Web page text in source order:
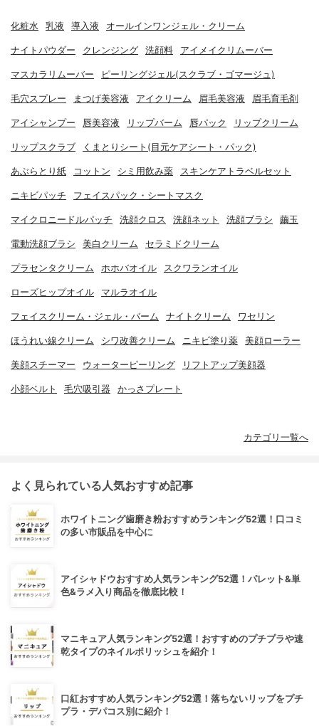
化粧水 乳液 導入液 オールインワンジェル・クリーム
ナイトパウダー クレンジング 洗顔料 アイメイクリムーバー
マスカラリムーバー ピーリングジェル(スクラブ・ゴマージュ)
毛穴スプレー まつげ美容液 アイクリーム 眉毛美容液 眉毛育毛剤
アイシャンプー 唇美容液 リップバーム 唇パック リップクリーム
リップスクラブ くまとりシート(目元ケアシート・パック)
あぶらとり紙 コットン シミ用飲み薬 スキンケアトラベルセット
ニキビパッチ フェイスパック・シートマスク
マイクロニードルパッチ 洗顔クロス 洗顔ネット 洗顔ブラシ 繭玉
電動洗顔ブラシ 美白クリーム セラミドクリーム
プラセンタクリーム ホホバオイル スクワランオイル
ローズヒップオイル マルラオイル
フェイスクリーム・ジェル・バーム ナイトクリーム ワセリン
ほうれい線クリーム シワ改善クリーム ニキビ塗り薬 美顔ローラー
美顔スチーマー ウォーターピーリング リフトアップ美顔器
小顔ベルト 毛穴吸引器 かっさプレート
カテゴリ一覧へ
よく見られている人気おすすめ記事
ホワイトニング歯磨き粉おすすめランキング52選！口コミ
の多い市販品を中心に
アイシャドウおすすめ人気ランキング52選！パレット&単
色&ラメ入り商品を徹底比較！
マニキュア人気ランキング52選！おすすめのプチプラや速
乾タイプのネイルポリッシュを紹介！
口紅おすすめ人気ランキング52選！落ちないリップをプチ
プラ・デパコス別に紹介！